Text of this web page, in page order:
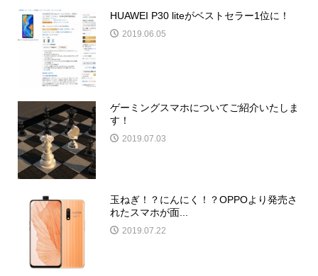
HUAWEI P30 liteがベストセラー1位に！
2019.06.05
ゲーミングスマホについてご紹介いたしま
す！
2019.07.03
玉ねぎ！？にんにく！？OPPOより発売さ
れたスマホが面...
2019.07.22